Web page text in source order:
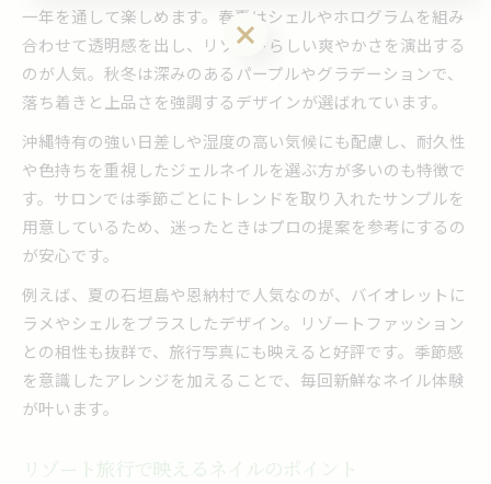
一年を通して楽しめます。春夏はシェルやホログラムを組み
合わせて透明感を出し、リゾートらしい爽やかさを演出する
のが人気。秋冬は深みのあるパープルやグラデーションで、
落ち着きと上品さを強調するデザインが選ばれています。
沖縄特有の強い日差しや湿度の高い気候にも配慮し、耐久性
や色持ちを重視したジェルネイルを選ぶ方が多いのも特徴で
す。サロンでは季節ごとにトレンドを取り入れたサンプルを
用意しているため、迷ったときはプロの提案を参考にするの
が安心です。
例えば、夏の石垣島や恩納村で人気なのが、バイオレットに
ラメやシェルをプラスしたデザイン。リゾートファッション
との相性も抜群で、旅行写真にも映えると好評です。季節感
を意識したアレンジを加えることで、毎回新鮮なネイル体験
が叶います。
リゾート旅行で映えるネイルのポイント
ご予約はこちら